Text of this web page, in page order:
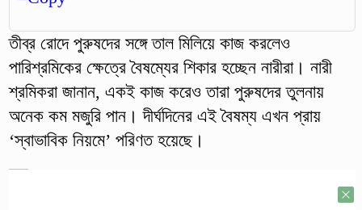
তীব্র রোদে পুরুষদের সঙ্গে তাল মিলিয়ে কাজ করলেও
পারিশ্রমিকের ক্ষেত্রে বৈষম্যের শিকার হচ্ছেন নারীরা। নারী
শ্রমিকরা জানান, একই কাজ করেও তারা পুরুষদের তুলনায়
অনেক কম মজুরি পান। দীর্ঘদিনের এই বৈষম্য এখন প্রায়
‘স্বাভাবিক নিয়মে’ পরিণত হয়েছে।